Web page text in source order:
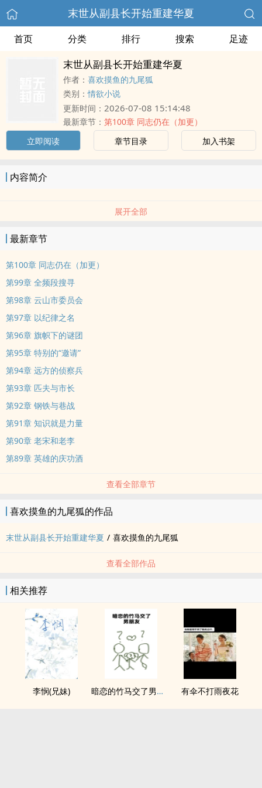
末世从副县长开始重建华夏
首页 分类 排行 搜索 足迹
末世从副县长开始重建华夏
作者： 喜欢摸鱼的九尾狐
类别：情欲小说
更新时间： 2026-07-08 15:14:48
最新章节： 第100章 同志仍在（加更）
立即阅读
章节目录 加入书架
内容简介
展开全部
最新章节
第100章 同志仍在（加更）
第99章 全频段搜寻
第98章 云山市委员会
第97章 以纪律之名
第96章 旗帜下的谜团
第95章 特别的“邀请”
第94章 远方的侦察兵
第93章 匹夫与市长
第92章 钢铁与巷战
第91章 知识就是力量
第90章 老宋和老李
第89章 英雄的庆功酒
查看全部章节
喜欢摸鱼的九尾狐的作品
末世从副县长开始重建华夏 / 喜欢摸鱼的九尾狐
查看全部作品
相关推荐
李悯(兄妹) 暗恋的竹马交了男朋友（bg，弯掰直，1v2） 有伞不打雨夜花